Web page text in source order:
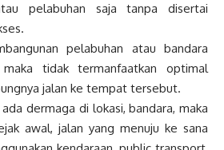
pelabuhan saja tanpa disertai
pelabuhan atau bandara
maka tidak termanfaatkan optimal
jalan ke tempat tersebut.
dermaga di lokasi, bandara, maka
awal, jalan yang menuju ke sana